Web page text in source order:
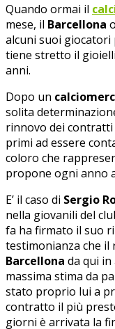
Quando ormai il
mese, il Barcellona
alcuni suoi
tiene stretto il
anni.
Dopo un
solita
rinnovo dei
primi ad essere
coloro che
propone ogni anno
E’ il caso di Sergio
nella giovanili del
fa ha firmato il suo
testimonianza che il
Barcellona da qui in
massima stima da
stato proprio lui a
contratto il più
giorni è arrivata la